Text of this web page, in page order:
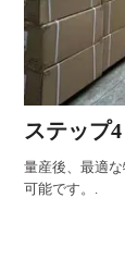
ステップ
量産後、最適
可能です。.